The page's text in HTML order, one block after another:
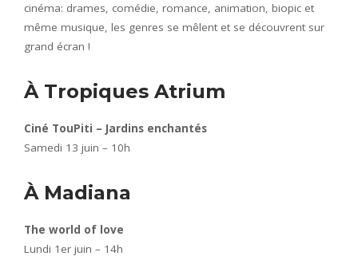
cinéma: drames, comédie, romance, animation, biopic et
même musique, les genres se mêlent et se découvrent sur
grand écran !
À Tropiques Atrium
Ciné TouPiti – Jardins enchantés
Samedi 13 juin – 10h
À Madiana
The world of love
Lundi 1er juin – 14h